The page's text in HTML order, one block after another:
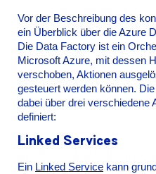
Vor der Beschreibung des
ein Überblick über die Azure
Die Data Factory ist ein
Microsoft Azure, mit dessen
verschoben, Aktionen
gesteuert werden können.
dabei über drei verschiedene
definiert:
Linked Services
Ein Linked Service kann